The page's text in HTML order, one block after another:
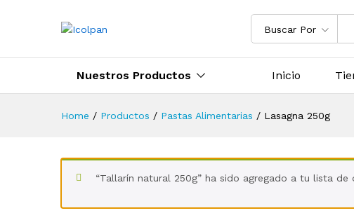
Buscar Por
Nuestros Productos Inicio
Home / Productos / Pastas Alimentarias / Lasagna 250g
“Tallarín natural 250g” ha sido agregado a tu lista de